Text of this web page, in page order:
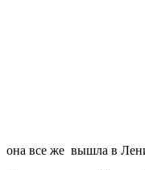
она все же вышла в